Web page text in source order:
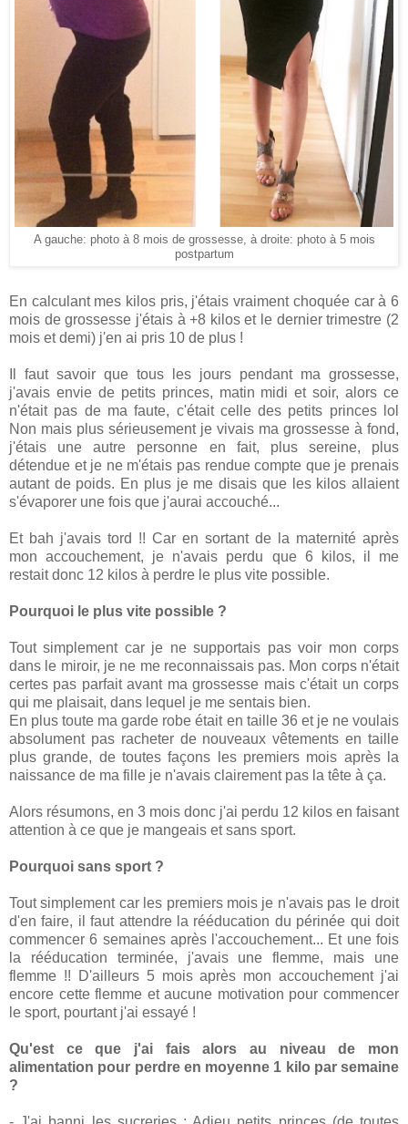
A gauche: photo à 8 mois de grossesse, à droite: photo à 5 mois
postpartum
En calculant mes kilos pris, j'étais vraiment choquée car à 6
mois de grossesse j'étais à +8 kilos et le dernier trimestre (2
mois et demi) j'en ai pris 10 de plus !
Il faut savoir que tous les jours pendant ma grossesse,
j'avais envie de petits princes, matin midi et soir, alors ce
n'était pas de ma faute, c'était celle des petits princes lol
Non mais plus sérieusement je vivais ma grossesse à fond,
j'étais une autre personne en fait, plus sereine, plus
détendue et je ne m'étais pas rendue compte que je prenais
autant de poids. En plus je me disais que les kilos allaient
s'évaporer une fois que j'aurai accouché...
Et bah j'avais tord !! Car en sortant de la maternité après
mon accouchement, je n'avais perdu que 6 kilos, il me
restait donc 12 kilos à perdre le plus vite possible.
Pourquoi le plus vite possible ?
Tout simplement car je ne supportais pas voir mon corps
dans le miroir, je ne me reconnaissais pas. Mon corps n'était
certes pas parfait avant ma grossesse mais c'était un corps
qui me plaisait, dans lequel je me sentais bien.
En plus toute ma garde robe était en taille 36 et je ne voulais
absolument pas racheter de nouveaux vêtements en taille
plus grande, de toutes façons les premiers mois après la
naissance de ma fille je n'avais clairement pas la tête à ça.
Alors résumons, en 3 mois donc j'ai perdu 12 kilos en faisant
attention à ce que je mangeais et sans sport.
Pourquoi sans sport ?
Tout simplement car les premiers mois je n'avais pas le droit
d'en faire, il faut attendre la rééducation du périnée qui doit
commencer 6 semaines après l'accouchement... Et une fois
la rééducation terminée, j'avais une flemme, mais une
flemme !! D'ailleurs 5 mois après mon accouchement j'ai
encore cette flemme et aucune motivation pour commencer
le sport, pourtant j'ai essayé !
Qu'est ce que j'ai fais alors au niveau de mon
alimentation pour perdre en moyenne 1 kilo par semaine
?